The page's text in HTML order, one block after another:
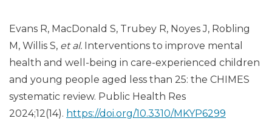
Evans R, MacDonald S, Trubey R, Noyes J, Robling
M, Willis S, et al. Interventions to improve mental
health and well-being in care-experienced children
and young people aged less than 25: the CHIMES
systematic review. Public Health Res
2024;12(14). https://doi.org/10.3310/MKYP6299